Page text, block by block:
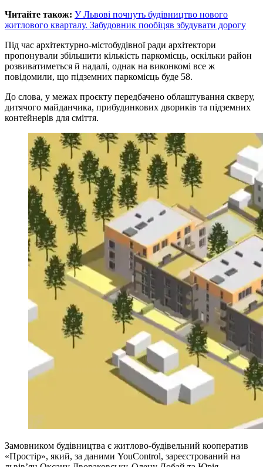
Читайте також: У Львові почнуть будівництво нового
житлового кварталу. Забудовник пообіцяв збудувати дорогу
Під час архітектурно-містобудівної ради архітектори
пропонували збільшити кількість паркомісць, оскільки район
розвиватиметься й надалі, однак на виконкомі все ж
повідомили, що підземних паркомісць буде 58.
До слова, у межах проєкту передбачено облаштування скверу,
дитячого майданчика, прибудинкових двориків та підземних
контейнерів для сміття.
Замовником будівництва є житлово-будівельний кооператив
«Простір», який, за даними YouControl, зареєстрований на